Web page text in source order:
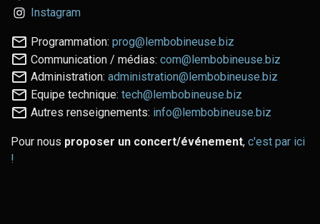
Instagram
Programmation: prog@lembobineuse.biz
Communication / médias: com@lembobineuse.biz
Administration: administration@lembobineuse.biz
Equipe technique: tech@lembobineuse.biz
Autres renseignements: info@lembobineuse.biz
Pour nous proposer un concert/événement, c'est par ici
!